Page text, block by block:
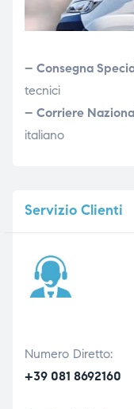
– Consegna
tecnici
– Corriere
italiano
ServizioClienti
Numero Diretto:
+39 081 8692160